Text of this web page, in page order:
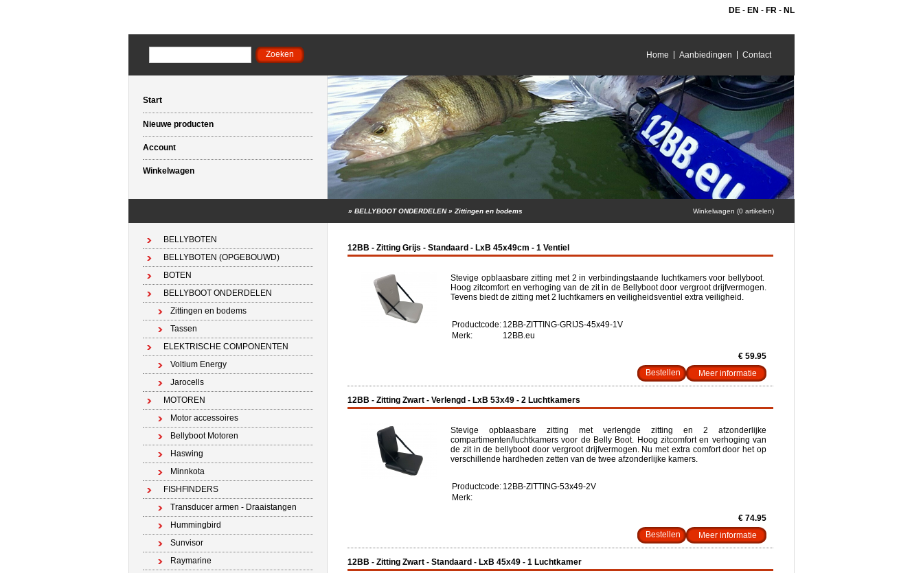
DE - EN - FR - NL
Home Aanbiedingen Contact
Start
Nieuwe producten
Account
Winkelwagen
» BELLYBOOT ONDERDELEN» Zittingen en bodems Winkelwagen (0 artikelen)
BELLYBOTEN
BELLYBOTEN (OPGEBOUWD)
BOTEN
BELLYBOOT ONDERDELEN
Zittingen en bodems
Tassen
ELEKTRISCHE COMPONENTEN
Voltium Energy
Jarocells
MOTOREN
Motor accessoires
Bellyboot Motoren
Haswing
Minnkota
FISHFINDERS
Transducer armen - Draaistangen
Hummingbird
Sunvisor
Raymarine
12BB - Zitting Grijs - Standaard - LxB 45x49cm - 1 Ventiel
Stevige opblaasbare zitting met 2 in verbindingstaande luchtkamers voor bellyboot.
Hoog zitcomfort en verhoging van de zit in de Bellyboot door vergroot drijfvermogen.
Tevens biedt de zitting met 2 luchtkamers en veiligheidsventiel extra veiligheid.
Productcode: 12BB-ZITTING-GRIJS-45x49-1V
Merk:
12BB.eu
€ 59.95
Meer informatie
12BB - Zitting Zwart - Verlengd - LxB 53x49 - 2 Luchtkamers
Stevige opblaasbare zitting met verlengde zitting en 2 afzonderlijke
compartimenten/luchtkamers voor de Belly Boot. Hoog zitcomfort en verhoging van
de zit in de bellyboot door vergroot drijfvermogen. Nu met extra comfort door het op
verschillende hardheden zetten van de twee afzonderlijke kamers.
Productcode: 12BB-ZITTING-53x49-2V
Merk:
€ 74.95
Meer informatie
12BB - Zitting Zwart - Standaard - LxB 45x49 - 1 Luchtkamer